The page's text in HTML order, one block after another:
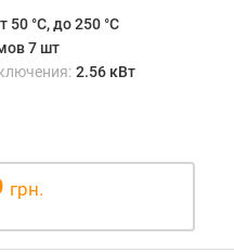
50 °C, до 250 °C
7 шт
2.56 кВт
грн.